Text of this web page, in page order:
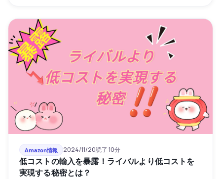
Amazon情報 2024/11/20読了 10分
低コストの輸入を暴露！ライバルより低コストを
実現する秘密とは？